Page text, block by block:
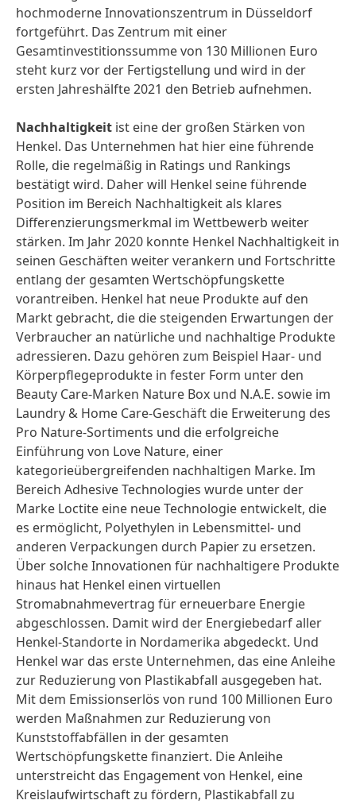
hochmoderne Innovationszentrum in Düsseldorf
fortgeführt. Das Zentrum mit einer
Gesamtinvestitionssumme von 130 Millionen Euro
steht kurz vor der Fertigstellung und wird in der
ersten Jahreshälfte 2021 den Betrieb aufnehmen.
Nachhaltigkeit ist eine der großen Stärken von
Henkel. Das Unternehmen hat hier eine führende
Rolle, die regelmäßig in Ratings und Rankings
bestätigt wird. Daher will Henkel seine führende
Position im Bereich Nachhaltigkeit als klares
Differenzierungsmerkmal im Wettbewerb weiter
stärken. Im Jahr 2020 konnte Henkel Nachhaltigkeit in
seinen Geschäften weiter verankern und Fortschritte
entlang der gesamten Wertschöpfungskette
vorantreiben. Henkel hat neue Produkte auf den
Markt gebracht, die die steigenden Erwartungen der
Verbraucher an natürliche und nachhaltige Produkte
adressieren. Dazu gehören zum Beispiel Haar- und
Körperpflegeprodukte in fester Form unter den
Beauty Care-Marken Nature Box und N.A.E. sowie im
Laundry & Home Care-Geschäft die Erweiterung des
Pro Nature-Sortiments und die erfolgreiche
Einführung von Love Nature, einer
kategorieübergreifenden nachhaltigen Marke. Im
Bereich Adhesive Technologies wurde unter der
Marke Loctite eine neue Technologie entwickelt, die
es ermöglicht, Polyethylen in Lebensmittel- und
anderen Verpackungen durch Papier zu ersetzen.
Über solche Innovationen für nachhaltigere Produkte
hinaus hat Henkel einen virtuellen
Stromabnahmevertrag für erneuerbare Energie
abgeschlossen. Damit wird der Energiebedarf aller
Henkel-Standorte in Nordamerika abgedeckt. Und
Henkel war das erste Unternehmen, das eine Anleihe
zur Reduzierung von Plastikabfall ausgegeben hat.
Mit dem Emissionserlös von rund 100 Millionen Euro
werden Maßnahmen zur Reduzierung von
Kunststoffabfällen in der gesamten
Wertschöpfungskette finanziert. Die Anleihe
unterstreicht das Engagement von Henkel, eine
Kreislaufwirtschaft zu fördern, Plastikabfall zu